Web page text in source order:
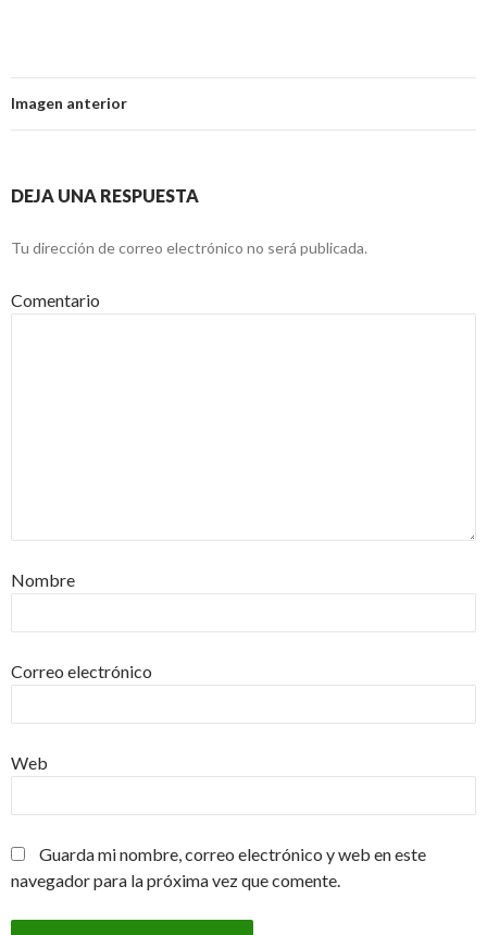
Imagen anterior
DEJA UNA RESPUESTA
Tu dirección de correo electrónico no será publicada.
Comentario
Nombre
Correo electrónico
Web
Guarda mi nombre, correo electrónico y web en este
navegador para la próxima vez que comente.